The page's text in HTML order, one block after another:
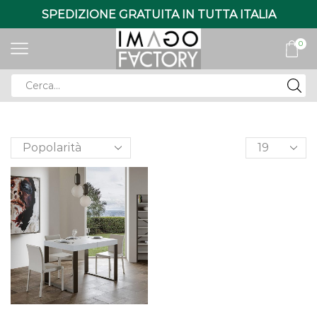
SPEDIZIONE GRATUITA IN TUTTA ITALIA
0
input
Products
per